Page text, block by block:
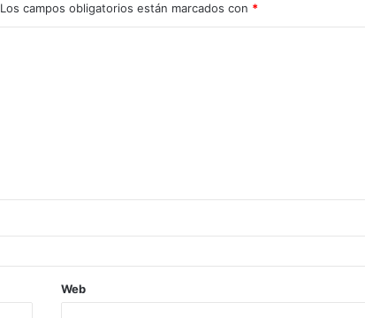
Los campos obligatorios están marcados con *
Web